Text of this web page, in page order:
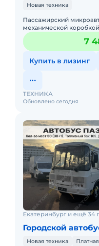
Новая техника
Пассажирский
механической
предназначен для
городских,
7
Купить в лизинг
Обновлено сегодня
ТЕХНИКА
Екатеринбург и ещё 34
Городской
Новая техника